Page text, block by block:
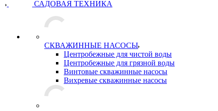
САДОВАЯ ТЕХНИКА
СКВАЖИННЫЕ НАСОСЫ
Центробежные для чистой воды
Центробежные для грязной воды
Винтовые скважинные насосы
Вихревые скважинные насосы